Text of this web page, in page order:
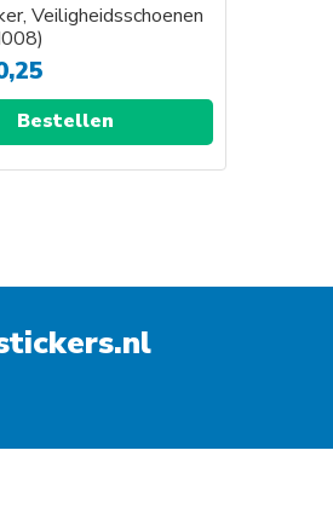
Veiligheidsschoenen
Bestellen